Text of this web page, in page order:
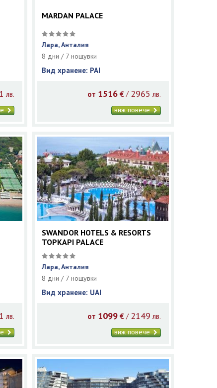
лв.
MARDAN PALACE
Лара, Анталия
8 дни / 7 нощувки
Вид хранене: PAI
от 1516 € / 2965 лв.
виж повече
лв.
SWANDOR HOTELS & RESORTS
TOPKAPI PALACE
Лара, Анталия
8 дни / 7 нощувки
Вид хранене: UAI
от 1099 € / 2149 лв.
виж повече